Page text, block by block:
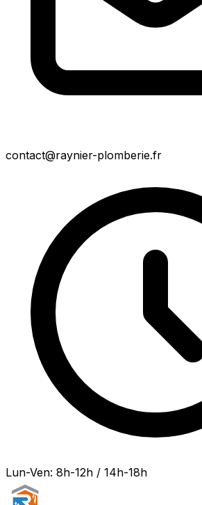
contact@raynier-plomberie.fr
Lun-Ven: 8h-12h / 14h-18h